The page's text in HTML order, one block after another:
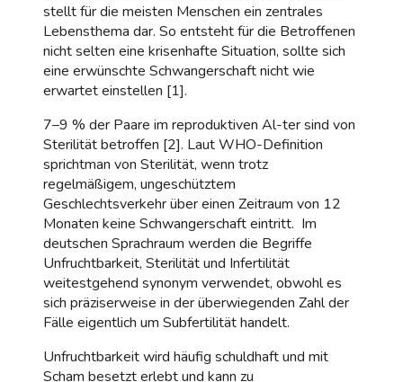
stellt für die meisten Menschen ein zentrales
Lebensthema dar. So entsteht für die Betroffenen
nicht selten eine krisenhafte Situation, sollte sich
eine erwünschte Schwangerschaft nicht wie
erwartet einstellen [1].
7–9 % der Paare im reproduktiven Al-ter sind von
Sterilität betroffen [2]. Laut WHO-Definition
sprichtman von Sterilität, wenn trotz
regelmäßigem, ungeschütztem
Geschlechtsverkehr über einen Zeitraum von 12
Monaten keine Schwangerschaft eintritt. Im
deutschen Sprachraum werden die Begriffe
Unfruchtbarkeit, Sterilität und Infertilität
weitestgehend synonym verwendet, obwohl es
sich präziserweise in der überwiegenden Zahl der
Fälle eigentlich um Subfertilität handelt.
Unfruchtbarkeit wird häufig schuldhaft und mit
Scham besetzt erlebt und kann zu